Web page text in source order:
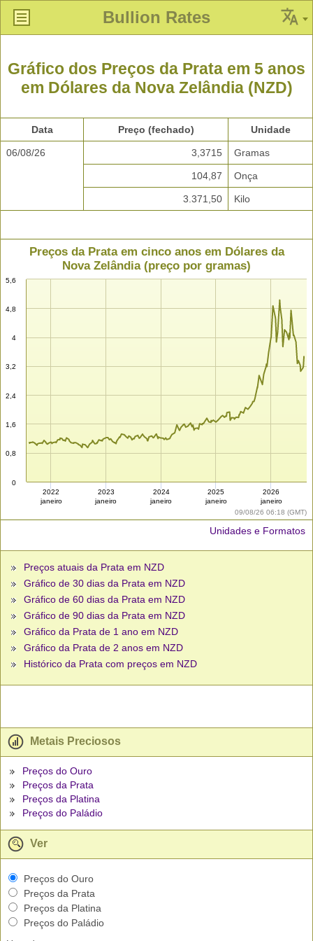
Bullion Rates
Gráfico dos Preços da Prata em 5 anos
em Dólares da Nova Zelândia (NZD)
Data Preço (fechado) Unidade
06/08/26 3,3715 Gramas
104,87 Onça
3.371,50 Kilo
09/08/26 06:18 (GMT)
Preços da Prata em cinco anos em Dólares da
Nova Zelândia (preço por gramas)
0
0,8
1,6
2,4
3,2
4
4,8
5,6
2022
janeiro
2023
janeiro
2024
janeiro
2025
janeiro
2026
janeiro
Unidades e Formatos
Preços atuais da Prata em NZD
Gráfico de 30 dias da Prata em NZD
Gráfico de 60 dias da Prata em NZD
Gráfico de 90 dias da Prata em NZD
Gráfico da Prata de 1 ano em NZD
Gráfico da Prata de 2 anos em NZD
Histórico da Prata com preços em NZD
Metais Preciosos
Preços do Ouro
Preços da Prata
Preços da Platina
Preços do Paládio
Ver
Preços do Ouro
Preços da Prata
Preços da Platina
Preços do Paládio